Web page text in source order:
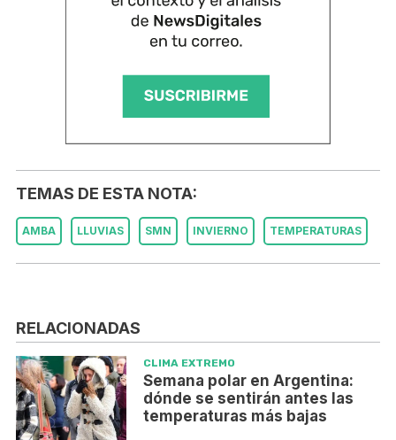
TEMAS DE ESTA NOTA:
AMBA LLUVIAS SMN INVIERNO TEMPERATURAS
RELACIONADAS
CLIMA EXTREMO
Semana polar en Argentina:
dónde se sentirán antes las
temperaturas más bajas